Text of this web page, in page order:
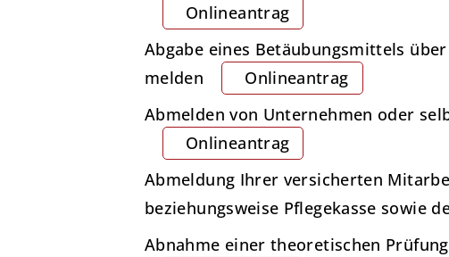
Onlineantrag
Abgabe eines Betäubungsmittels
melden
Onlineantrag
Abmelden von Unternehmen oder
Onlineantrag
Abmeldung Ihrer versicherten
beziehungsweise Pflegekasse sowie
Abnahme einer theoretischen Prüfung